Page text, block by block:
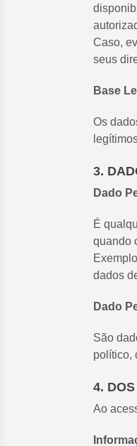
Caso,
seus
Base
Os
3.
Dado
É
quando
dados
Dado
São
político,
4.
Ao